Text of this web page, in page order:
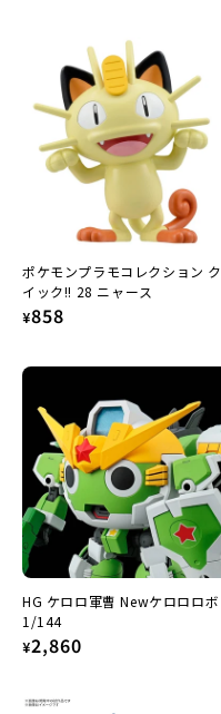
ポケモンプラモコレクション ク
イック!! 28 ニャース
Regular
¥858
HG ケロロ軍曹 Newケロロロボ
1/144
Regular
¥2,860